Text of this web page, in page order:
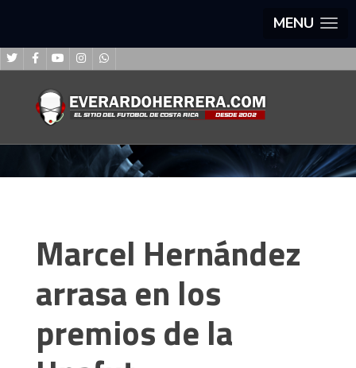
MENU
Marcel Hernández
arrasa en los
premios de la